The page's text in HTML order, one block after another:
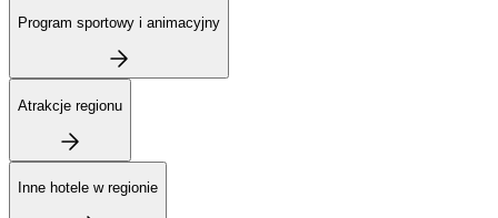
Program sportowy i animacyjny
Atrakcje regionu
Inne hotele w regionie